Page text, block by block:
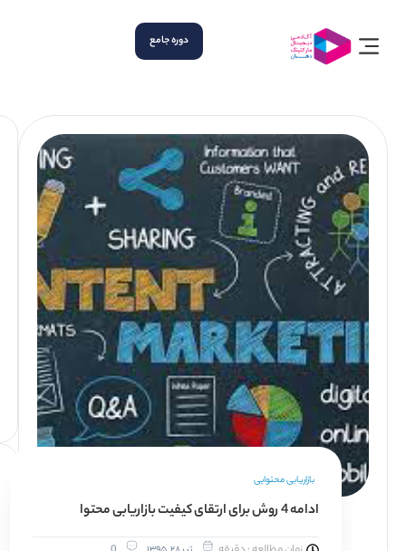
دوره جامع
دوره
های
آکادمی
جامع
دیجیتال
مارکتینگ
دوره
گوگل
ادز و
طراحی
کمپین
رایـــــــــــگان
جهت